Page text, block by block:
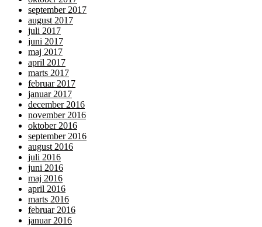
september 2017
august 2017
juli 2017
juni 2017
maj 2017
april 2017
marts 2017
februar 2017
januar 2017
december 2016
november 2016
oktober 2016
september 2016
august 2016
juli 2016
juni 2016
maj 2016
april 2016
marts 2016
februar 2016
januar 2016